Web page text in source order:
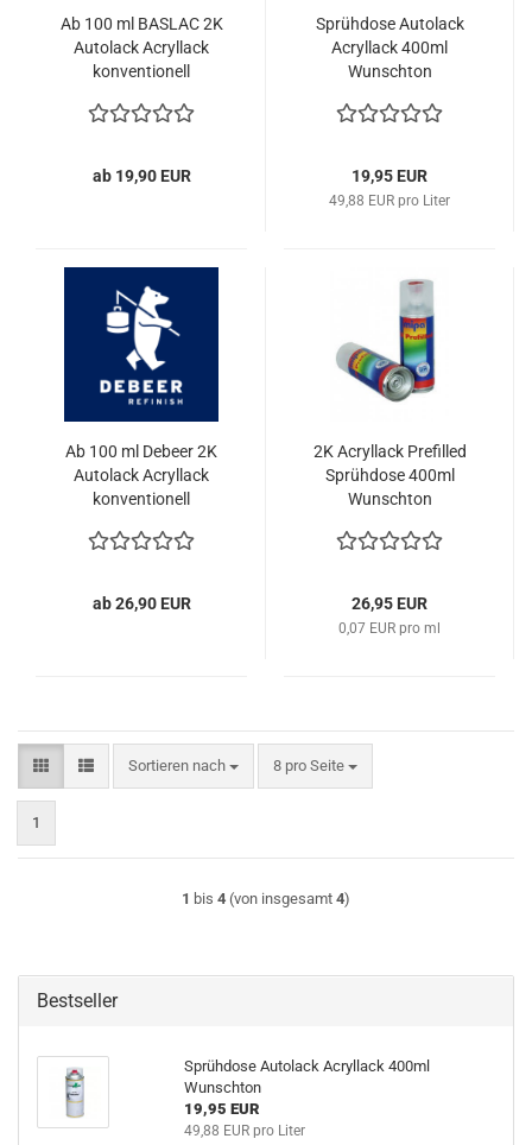
Ab 100 ml BASLAC 2K
Autolack Acryllack
konventionell
ab 19,90 EUR
Sprühdose Autolack
Acryllack 400ml
Wunschton
19,95 EUR
49,88 EUR pro Liter
Ab 100 ml Debeer 2K
Autolack Acryllack
konventionell
ab 26,90 EUR
2K Acryllack Prefilled
Sprühdose 400ml
Wunschton
26,95 EUR
0,07 EUR pro ml
Sortieren nach
Sortieren nach 8 pro Seite
pro Seite
1
1 bis 4 (von insgesamt 4)
Bestseller
Sprühdose Autolack Acryllack 400ml
Wunschton
19,95 EUR
49,88 EUR pro Liter